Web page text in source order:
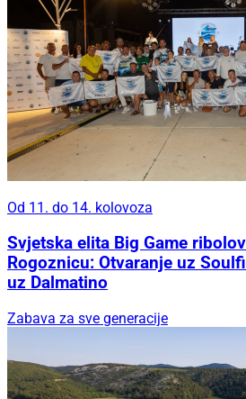
Od 11. do 14. kolovoza
Svjetska elita Big Game
Rogoznicu: Otvaranje uz
uz Dalmatino
Zabava za sve generacije